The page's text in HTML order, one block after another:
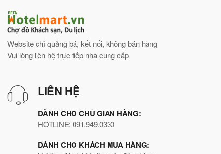
Website chỉ quảng bá, kết nối, không bán hàng
Vui lòng liên hệ trực tiếp nhà cung cấp
LIÊN HỆ
DÀNH CHO CHỦ GIAN HÀNG:
HOTLINE: 091.949.0330
DÀNH CHO KHÁCH MUA HÀNG: